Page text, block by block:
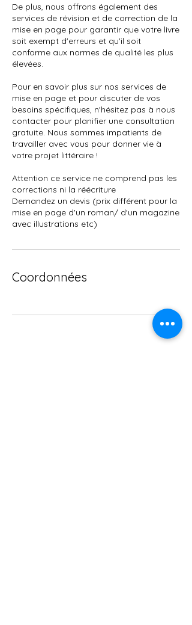
De plus, nous offrons également des
services de révision et de correction de la
mise en page pour garantir que votre livre
soit exempt d'erreurs et qu'il soit
conforme aux normes de qualité les plus
élevées.
Pour en savoir plus sur nos services de
mise en page et pour discuter de vos
besoins spécifiques, n'hésitez pas à nous
contacter pour planifier une consultation
gratuite. Nous sommes impatients de
travailler avec vous pour donner vie à
votre projet littéraire !
Attention ce service ne comprend pas les
corrections ni la réécriture
Demandez un devis (prix différent pour la
mise en page d'un roman/ d'un magazine
avec illustrations etc)
Coordonnées